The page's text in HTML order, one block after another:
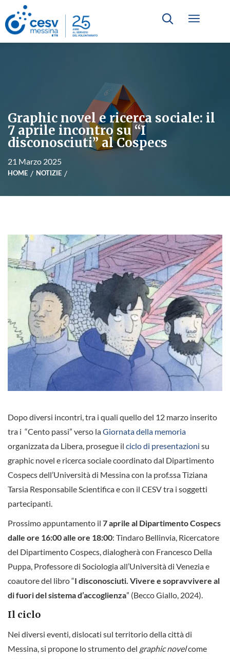
Graphic novel e ricerca sociale: il
7 aprile incontro su “I
disconosciuti” al Cospecs
21 Marzo 2025
HOME NOTIZIE
Dopo diversi incontri, tra i quali quello del 12 marzo inserito
tra i “Cento passi” verso laGiornata della memoria
organizzata da Libera, prosegue il ciclo di presentazioni su
graphic novel e ricerca sociale coordinato dal Dipartimento
Cospecs dell’Università di Messina con la prof.ssa Tiziana
Tarsia Responsabile Scientifica e con il CESV tra i soggetti
partecipanti.
Prossimo appuntamento il 7 aprile al Dipartimento Cospecs
dalle ore 16:00 alle ore 18:00: Tindaro Bellinvia, Ricercatore
del Dipartimento Cospecs, dialogherà con Francesco Della
Puppa, Professore di Sociologia all’Università di Venezia e
coautore del libro “I disconosciuti. Vivere e sopravvivere al
di fuori del sistema d’accoglienza” (Becco Giallo, 2024).
Il ciclo
Nei diversi eventi, dislocati sul territorio della città di
Messina, si propone lo strumento del graphic novelcome